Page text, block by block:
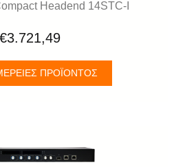
Headend 14STC-I
€3.721,49
ΠΡΟΪΌΝΤΟΣ